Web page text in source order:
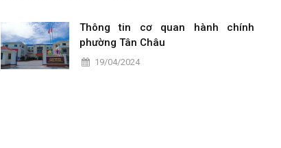
Thông tin cơ quan hành chính
phường Tân Châu
19/04/2024